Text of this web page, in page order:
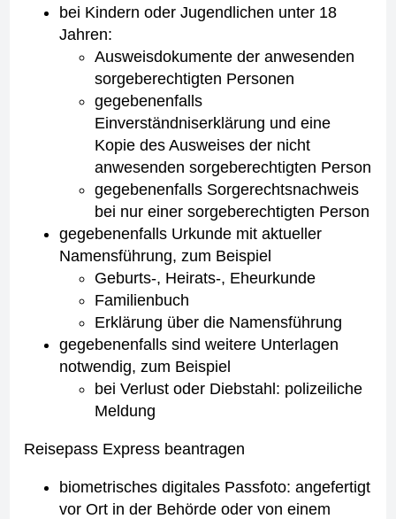
bei Kindern oder Jugendlichen unter 18
Jahren:
Ausweisdokumente der anwesenden
sorgeberechtigten Personen
gegebenenfalls
Einverständniserklärung und eine
Kopie des Ausweises der nicht
anwesenden sorgeberechtigten Person
gegebenenfalls Sorgerechtsnachweis
bei nur einer sorgeberechtigten Person
gegebenenfalls Urkunde mit aktueller
Namensführung, zum Beispiel
Geburts-, Heirats-, Eheurkunde
Familienbuch
Erklärung über die Namensführung
gegebenenfalls sind weitere Unterlagen
notwendig, zum Beispiel
bei Verlust oder Diebstahl: polizeiliche
Meldung
Reisepass Express beantragen
biometrisches digitales Passfoto: angefertigt
vor Ort in der Behörde oder von einem